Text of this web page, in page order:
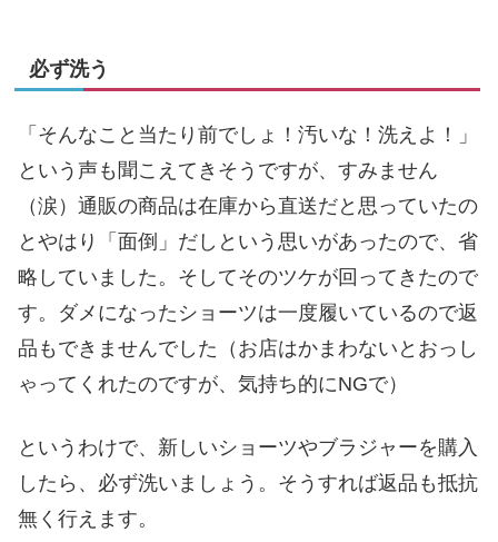
必ず洗う
「そんなこと当たり前でしょ！汚いな！洗えよ！」
という声も聞こえてきそうですが、すみません
（涙）通販の商品は在庫から直送だと思っていたの
とやはり「面倒」だしという思いがあったので、省
略していました。そしてそのツケが回ってきたので
す。ダメになったショーツは一度履いているので返
品もできませんでした（お店はかまわないとおっし
ゃってくれたのですが、気持ち的にNGで）
というわけで、新しいショーツやブラジャーを購入
したら、必ず洗いましょう。そうすれば返品も抵抗
無く行えます。